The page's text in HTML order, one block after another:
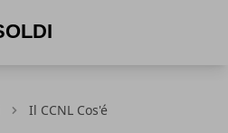
Il CCNL Cos'é